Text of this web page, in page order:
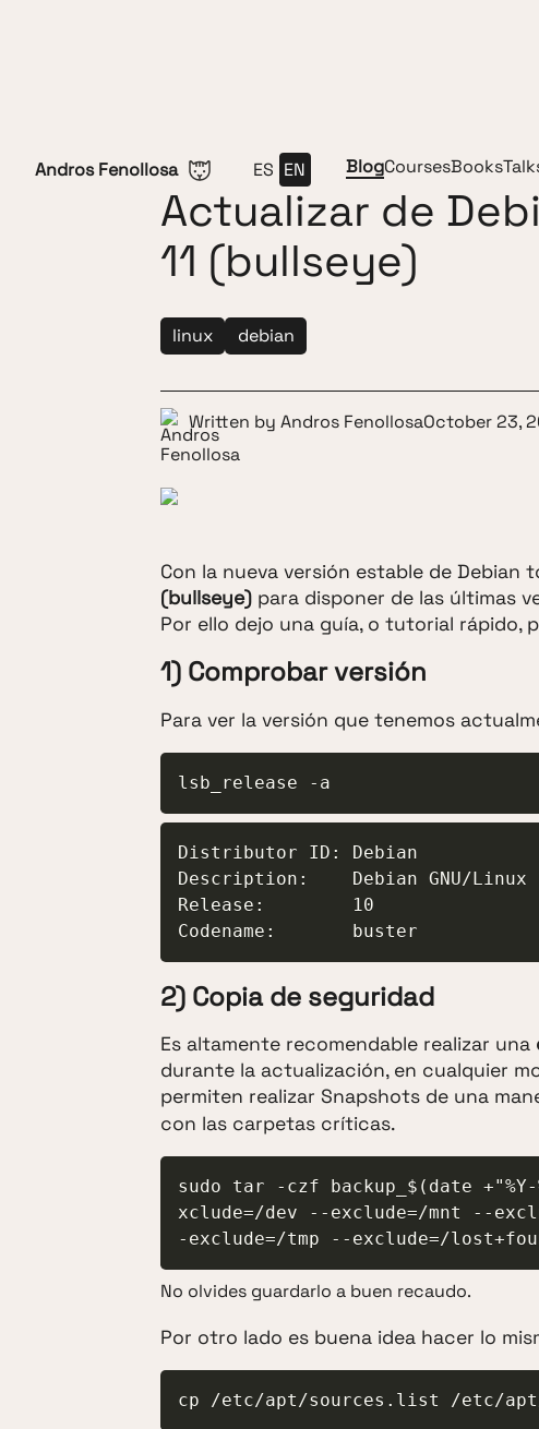
Skip to content
Andros Fenollosa ES EN BlogCoursesBooks
Actualizar de
11 (bullseye)
linux debian
Con la nueva versión estable de Debian
(bullseye) para disponer de las últimas
Por ello dejo una guía, o tutorial rápido,
1) Comprobar versión
Para ver la versión que tenemos
lsb_release -a
Distributor ID: Debian
Description:    Debian GNU/Linux
Release:        10
Codename:       buster
2) Copia de seguridad
Es altamente recomendable realizar una
durante la actualización, en cualquier
permiten realizar Snapshots de una
con las carpetas críticas.
sudo tar -czf backup_$(date
xclude=/dev --exclude=/mnt --
-exclude=/tmp --exclude=/
No olvides guardarlo a buen recaudo.
Por otro lado es buena idea hacer lo
cp /etc/apt/sources.list /etc/
Written by Andros FenollosaOctober 23,